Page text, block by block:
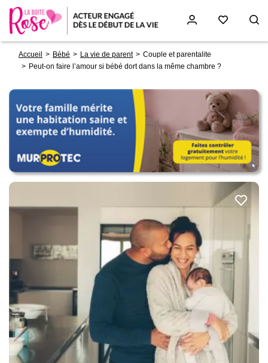
d'Ariane
Accueil Bébé La vie de parent
Couple et parentalite
Peut-on faire l’amour si bébé dort dans la même chambre ?